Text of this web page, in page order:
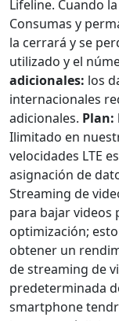
Lifeline. Cuando
Consumas y
la cerrará y se
utilizado y el
adicionales: los
internacionales
adicionales. Plan:
Ilimitado en
velocidades LTE
asignación de
Streaming de
para bajar videos
optimización;
obtener un
de streaming de
predeterminada
smartphone